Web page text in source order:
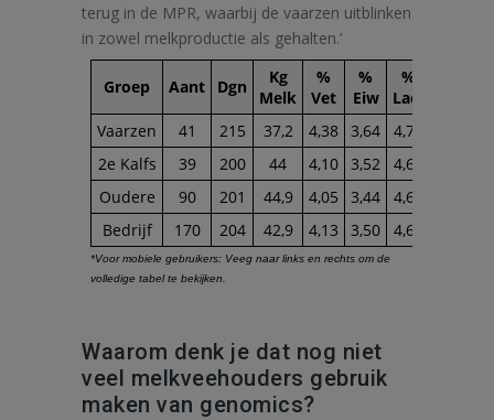
terug in de MPR, waarbij de vaarzen uitblinken
in zowel melkproductie als gehalten.’
Waarom denk je dat nog niet
veel melkveehouders gebruik
maken van genomics?